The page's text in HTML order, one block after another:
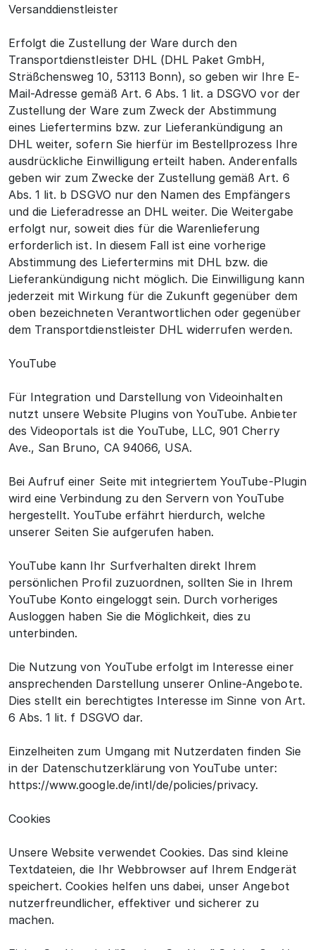
Versanddienstleister
Erfolgt die Zustellung der Ware durch den
Transportdienstleister DHL (DHL Paket GmbH,
Sträßchensweg 10, 53113 Bonn), so geben wir Ihre E-
Mail-Adresse gemäß Art. 6 Abs. 1 lit. a DSGVO vor der
Zustellung der Ware zum Zweck der Abstimmung
eines Liefertermins bzw. zur Lieferankündigung an
DHL weiter, sofern Sie hierfür im Bestellprozess Ihre
ausdrückliche Einwilligung erteilt haben. Anderenfalls
geben wir zum Zwecke der Zustellung gemäß Art. 6
Abs. 1 lit. b DSGVO nur den Namen des Empfängers
und die Lieferadresse an DHL weiter. Die Weitergabe
erfolgt nur, soweit dies für die Warenlieferung
erforderlich ist. In diesem Fall ist eine vorherige
Abstimmung des Liefertermins mit DHL bzw. die
Lieferankündigung nicht möglich. Die Einwilligung kann
jederzeit mit Wirkung für die Zukunft gegenüber dem
oben bezeichneten Verantwortlichen oder gegenüber
dem Transportdienstleister DHL widerrufen werden.
YouTube
Für Integration und Darstellung von Videoinhalten
nutzt unsere Website Plugins von YouTube. Anbieter
des Videoportals ist die YouTube, LLC, 901 Cherry
Ave., San Bruno, CA 94066, USA.
Bei Aufruf einer Seite mit integriertem YouTube-Plugin
wird eine Verbindung zu den Servern von YouTube
hergestellt. YouTube erfährt hierdurch, welche
unserer Seiten Sie aufgerufen haben.
YouTube kann Ihr Surfverhalten direkt Ihrem
persönlichen Profil zuzuordnen, sollten Sie in Ihrem
YouTube Konto eingeloggt sein. Durch vorheriges
Ausloggen haben Sie die Möglichkeit, dies zu
unterbinden.
Die Nutzung von YouTube erfolgt im Interesse einer
ansprechenden Darstellung unserer Online-Angebote.
Dies stellt ein berechtigtes Interesse im Sinne von Art.
6 Abs. 1 lit. f DSGVO dar.
Einzelheiten zum Umgang mit Nutzerdaten finden Sie
in der Datenschutzerklärung von YouTube unter:
https://www.google.de/intl/de/policies/privacy.
Cookies
Unsere Website verwendet Cookies. Das sind kleine
Textdateien, die Ihr Webbrowser auf Ihrem Endgerät
speichert. Cookies helfen uns dabei, unser Angebot
nutzerfreundlicher, effektiver und sicherer zu
machen.